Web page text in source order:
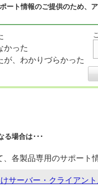
ポート情報のご提供のため
かった
が、わかりづらかった
る場合は･･･
、各製品専用のサポート
サーバー・クライアン